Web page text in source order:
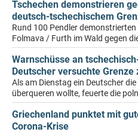
Tschechen demonstrieren
deutsch-tschechischem
Rund 100 Pendler
Folmava / Furth im Wald gegen
Warnschüsse an
Deutscher versuchte Grenze
Als am Dienstag ein Deutscher
überqueren wollte, feuerte die
Griechenland punktet mit
Corona-Krise